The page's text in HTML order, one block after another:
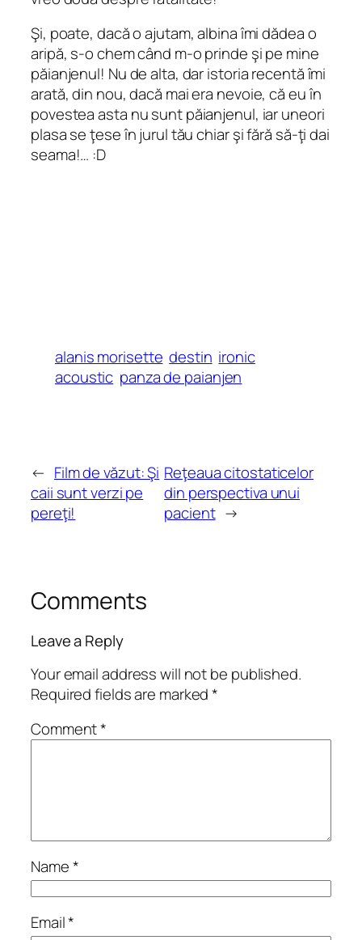
Şi, poate, dacă o ajutam, albina îmi dădea o
aripă, s-o chem când m-o prinde şi pe mine
păianjenul! Nu de alta, dar istoria recentă îmi
arată, din nou, dacă mai era nevoie, că eu în
povestea asta nu sunt păianjenul, iar uneori
plasa se ţese în jurul tău chiar şi fără să-ţi dai
seama!… :D
alanis morisette destin ironic
acoustic panza de paianjen
← Film de văzut: Şi
caii sunt verzi pe
pereţi!
Reţeaua citostaticelor
din perspectiva unui
pacient →
Comments
Leave a Reply
Your email address will not be published.
Required fields are marked*
Comment*
Name*
Email*